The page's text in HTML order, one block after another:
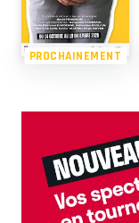
PROCHAINEMENT